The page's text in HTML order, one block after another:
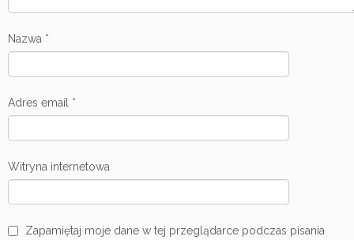
Nazwa *
Adres email *
Witryna internetowa
Zapamiętaj moje dane w tej przeglądarce podczas pisania